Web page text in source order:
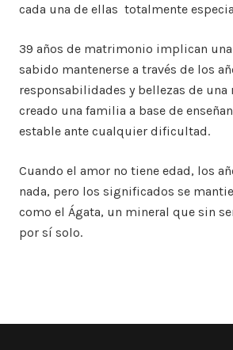
cada una de ellas totalmente
39 años de matrimonio implican
sabido mantenerse a través de los
responsabilidades y bellezas de una
creado una familia a base de
estable ante cualquier dificultad.
Cuando el amor no tiene edad, los
nada, pero los significados se
como el Ágata, un mineral que sin
por sí solo.